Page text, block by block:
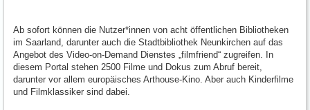
Ab sofort können die Nutzer*innen von acht öffentlichen Bibliotheken
im Saarland, darunter auch die Stadtbibliothek Neunkirchen auf das
Angebot des Video-on-Demand Dienstes „filmfriend“ zugreifen. In
diesem Portal stehen 2500 Filme und Dokus zum Abruf bereit,
darunter vor allem europäisches Arthouse-Kino. Aber auch Kinderfilme
und Filmklassiker sind dabei.